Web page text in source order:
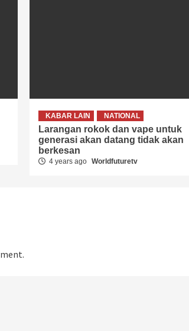
KABAR LAIN NATIONAL
Larangan rokok dan vape untuk
generasi akan datang tidak akan
berkesan
4 years ago Worldfuturetv